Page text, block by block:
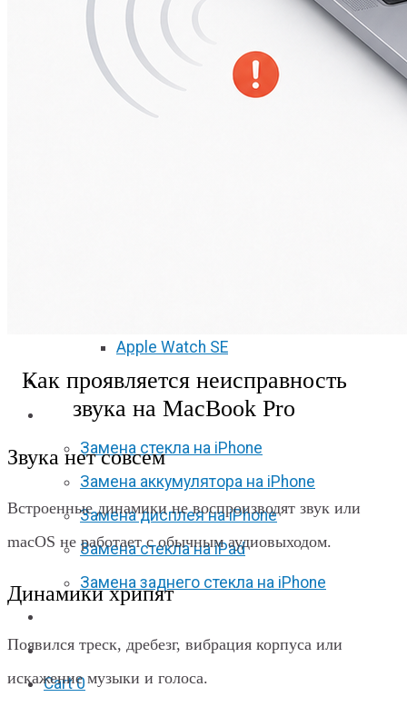
Macbook Pro Retina
(А1706/A1707/A1708)
Macbook Pro Retina
(А1989/A1990)
Apple Watch SE
Отзывы
Акции
Замена стекла на iPhone
Замена аккумулятора на iPhone
Замена дисплея на iPhone
Замена стекла на iPad
Замена заднего стекла на iPhone
F.A.Q
Cart 0
Как проявляется неисправность
звука на MacBook Pro
Звука нет совсем
Встроенные динамики не воспроизводят звук или
macOS не работает с обычным аудиовыходом.
Динамики хрипят
Появился треск, дребезг, вибрация корпуса или
искажение музыки и голоса.